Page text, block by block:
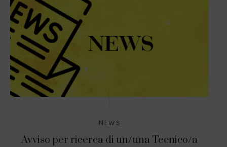
NEWS
Avviso per ricerca di un/una Tecnico/a